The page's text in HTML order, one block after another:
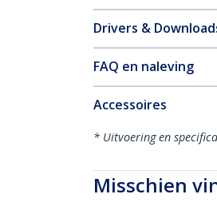
Drivers &
FAQ en naleving
Accessoires
* Uitvoering en
Misschien